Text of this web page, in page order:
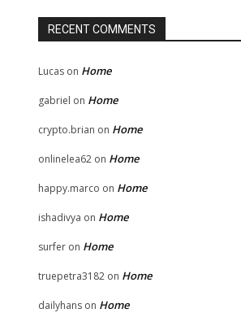
RECENT COMMENTS
Lucas on Home
gabriel on Home
crypto.brian on Home
onlinelea62 on Home
happy.marco on Home
ishadivya on Home
surfer on Home
truepetra3182 on Home
dailyhans on Home